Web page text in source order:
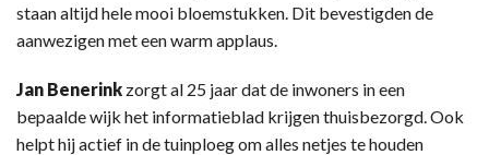
staan altijd hele mooi bloemstukken. Dit bevestigden de
aanwezigen met een warm applaus.
Jan Benerink zorgt al 25 jaar dat de inwoners in een
bepaalde wijk het informatieblad krijgen thuisbezorgd. Ook
helpt hij actief in de tuinploeg om alles netjes te houden